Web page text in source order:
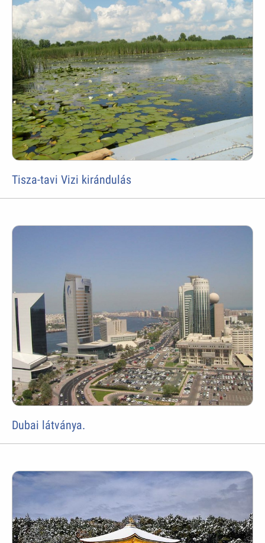
Tisza-tavi Vizi kirándulás
Dubai látványa.